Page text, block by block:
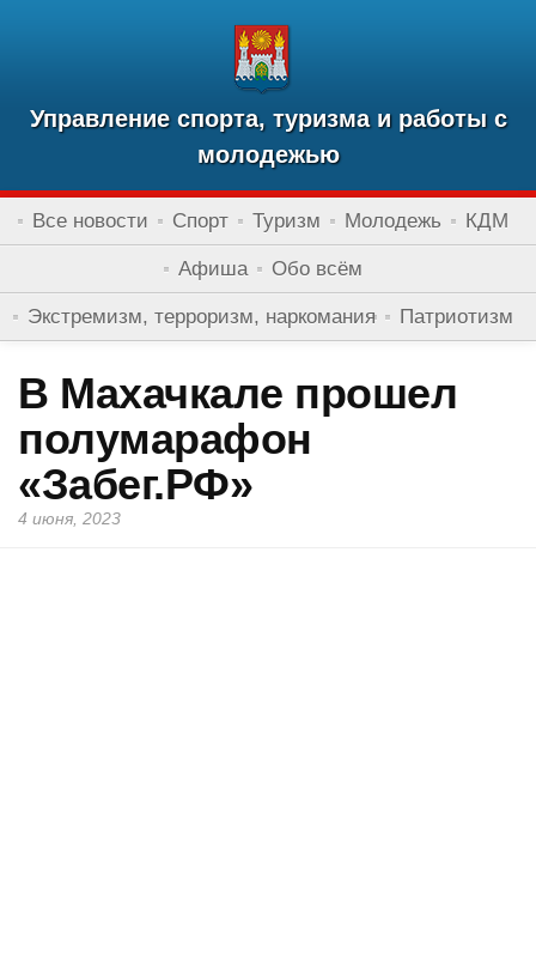
Управление спорта, туризма и работы с
молодежью
Все новости Спорт Туризм Молодежь КДМ
Афиша Обо всём
Экстремизм, терроризм, наркомания Патриотизм
В Махачкале прошел
полумарафон
«Забег.РФ»
4 июня, 2023